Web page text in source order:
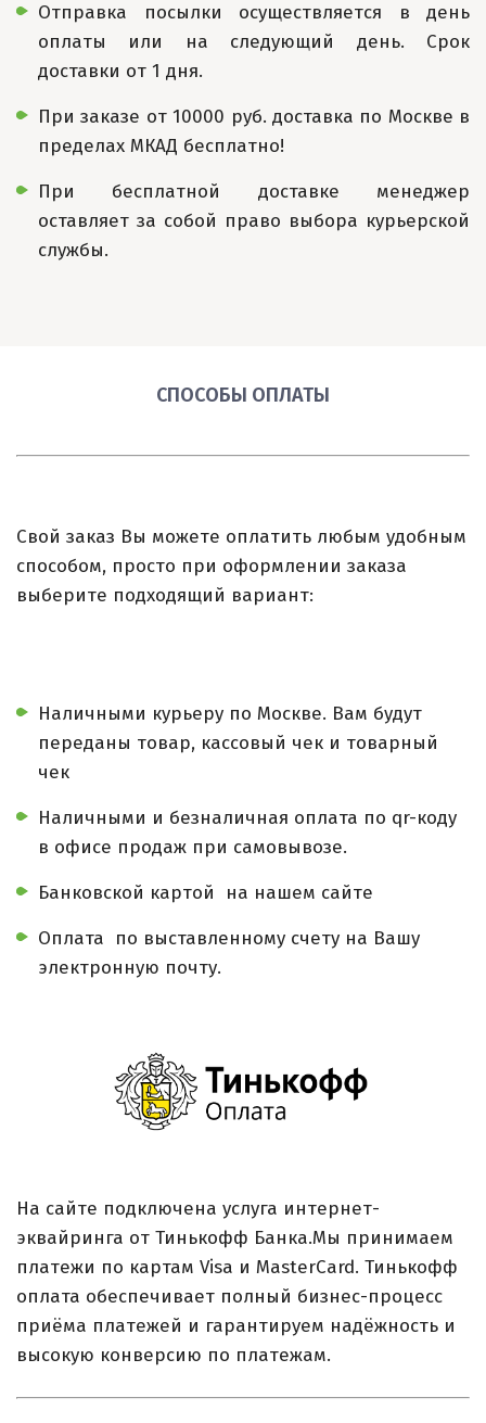
Отправка посылки осуществляется в день
оплаты или на следующий день. Срок
доставки от 1 дня.
При заказе от 10000 руб. доставка по Москве в
пределах МКАД бесплатно!
При бесплатной доставке менеджер
оставляет за собой право выбора курьерской
службы.
СПОСОБЫ ОПЛАТЫ
Свой заказ Вы можете оплатить любым удобным
способом, просто при оформлении заказа
выберите подходящий вариант:
Наличными курьеру по Москве. Вам будут
переданы товар, кассовый чек и товарный
чек
Наличными и безналичная оплата по qr-коду
в офисе продаж при самовывозе.
Банковской картой на нашем сайте
Оплата по выставленному счету на Вашу
электронную почту.
На сайте подключена услуга интернет-
эквайринга от Тинькофф Банка.Мы принимаем
платежи по картам Visa и MasterCard. Тинькофф
оплата обеспечивает полный бизнес-процесс
приёма платежей и гарантируем надёжность и
высокую конверсию по платежам.